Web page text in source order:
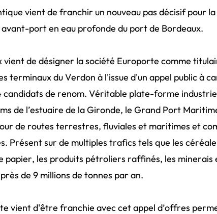
vient de franchir un nouveau pas décisif pour
port en eau profonde du port de Bordeaux.
vient de désigner la société Europorte comme
terminaux du Verdon à l'issue d'un appel public à
candidats de renom. Véritable plate-forme
de l’estuaire de la Gironde, le Grand Port
de routes terrestres, fluviales et maritimes et
Présent sur de multiples trafics tels que les
papier, les produits pétroliers raffinés, les minerais
de 9 millions de tonnes par an.
vient d'être franchie avec cet appel d’offres